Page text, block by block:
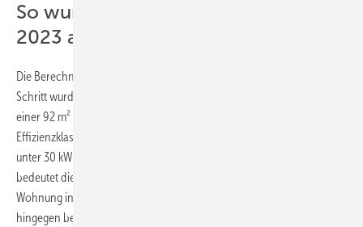
So wurde sich den CO
2023 angenähert
Die Berechnung der CO
Schritt wurde der Energieverbrauch einer Effizienzklasse am Beispiel
einer 92 m² großen Wohnung errechnet. Um beispielsweise in die
Effizienzklasse A+ eingestuft zu werden, muss der Energieverbrauch
unter 30 kWh/m² pro Jahr liegen. Für eine 92 m² große Wohnung
bedeutet dies einen Energieverbrauch von 2760 kWh im Jahr. Eine
Wohnung in der Energieeffizienzklasse D (130 kWh/m²) verbraucht
hingegen bereits 11 960 kWh im Jahr.